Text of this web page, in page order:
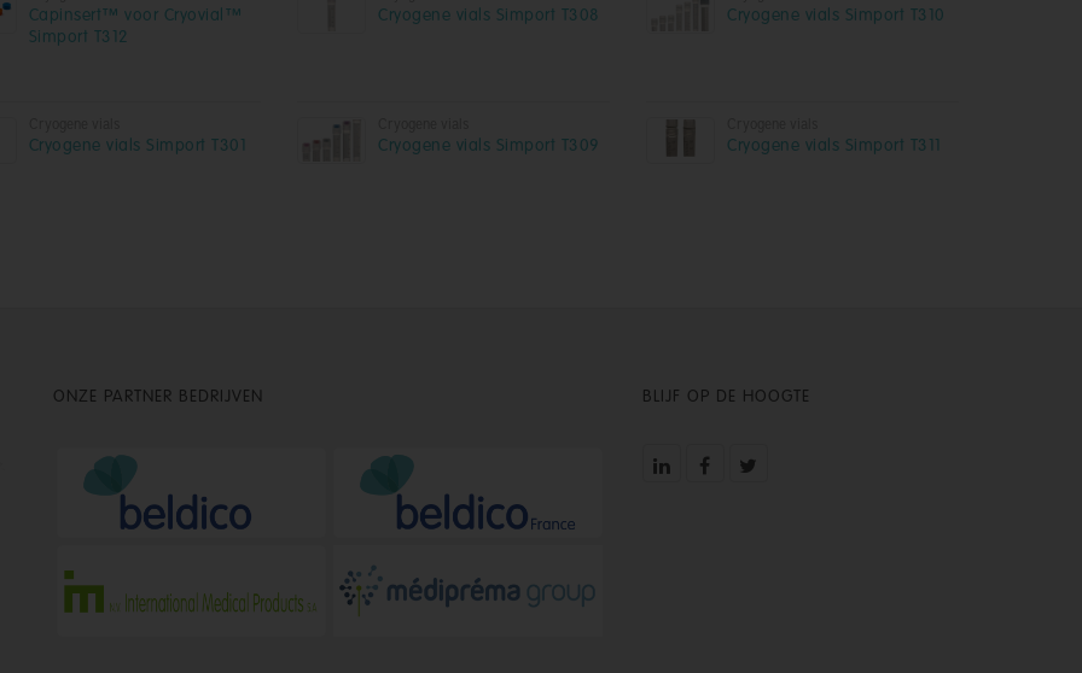
Capinsert™ voor Cryovial™
Simport T312
Cryogene vials Simport T301
Cryogene vials Simport T308
Cryogene vials Simport T309
Cryogene vials Simport T310
Cryogene vials Simport T311
ONZE PARTNER BEDRIJVEN BLIJF OP DE HOOGTE